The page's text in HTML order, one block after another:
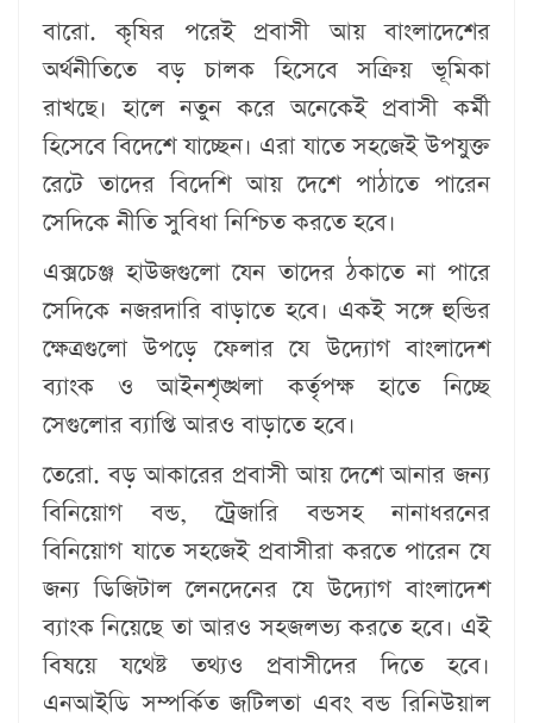
বারো. কৃষির পরেই প্রবাসী আয় বাংলাদেশের
অর্থনীতিতে বড় চালক হিসেবে সক্রিয় ভূমিকা
রাখছে। হালে নতুন করে অনেকেই প্রবাসী কর্মী
হিসেবে বিদেশে যাচ্ছেন। এরা যাতে সহজেই উপযুক্ত
রেটে তাদের বিদেশি আয় দেশে পাঠাতে পারেন
সেদিকে নীতি সুবিধা নিশ্চিত করতে হবে।
এক্সচেঞ্জ হাউজগুলো যেন তাদের ঠকাতে না পারে
সেদিকে নজরদারি বাড়াতে হবে। একই সঙ্গে হুন্ডির
ক্ষেত্রগুলো উপড়ে ফেলার যে উদ্যোগ বাংলাদেশ
ব্যাংক ও আইনশৃঙ্খলা কর্তৃপক্ষ হাতে নিচ্ছে
সেগুলোর ব্যাপ্তি আরও বাড়াতে হবে।
তেরো. বড় আকারের প্রবাসী আয় দেশে আনার জন্য
বিনিয়োগ বন্ড, ট্রেজারি বন্ডসহ নানাধরনের
বিনিয়োগ যাতে সহজেই প্রবাসীরা করতে পারেন যে
জন্য ডিজিটাল লেনদেনের যে উদ্যোগ বাংলাদেশ
ব্যাংক নিয়েছে তা আরও সহজলভ্য করতে হবে। এই
বিষয়ে যথেষ্ট তথ্যও প্রবাসীদের দিতে হবে।
এনআইডি সম্পর্কিত জটিলতা এবং বন্ড রিনিউয়াল